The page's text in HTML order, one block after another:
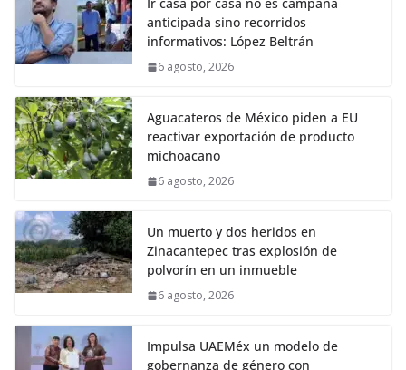
anticipada sino recorridos
informativos: López Beltrán
6 agosto, 2026
Aguacateros de México piden a EU
reactivar exportación de producto
michoacano
6 agosto, 2026
Un muerto y dos heridos en
Zinacantepec tras explosión de
polvorín en un inmueble
6 agosto, 2026
Impulsa UAEMéx un modelo de
gobernanza de género con